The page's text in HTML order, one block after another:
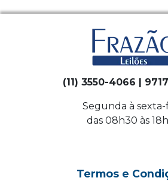
(11) 3550-4066 |
Segunda à sexta-
das 08h30 às
Termos e